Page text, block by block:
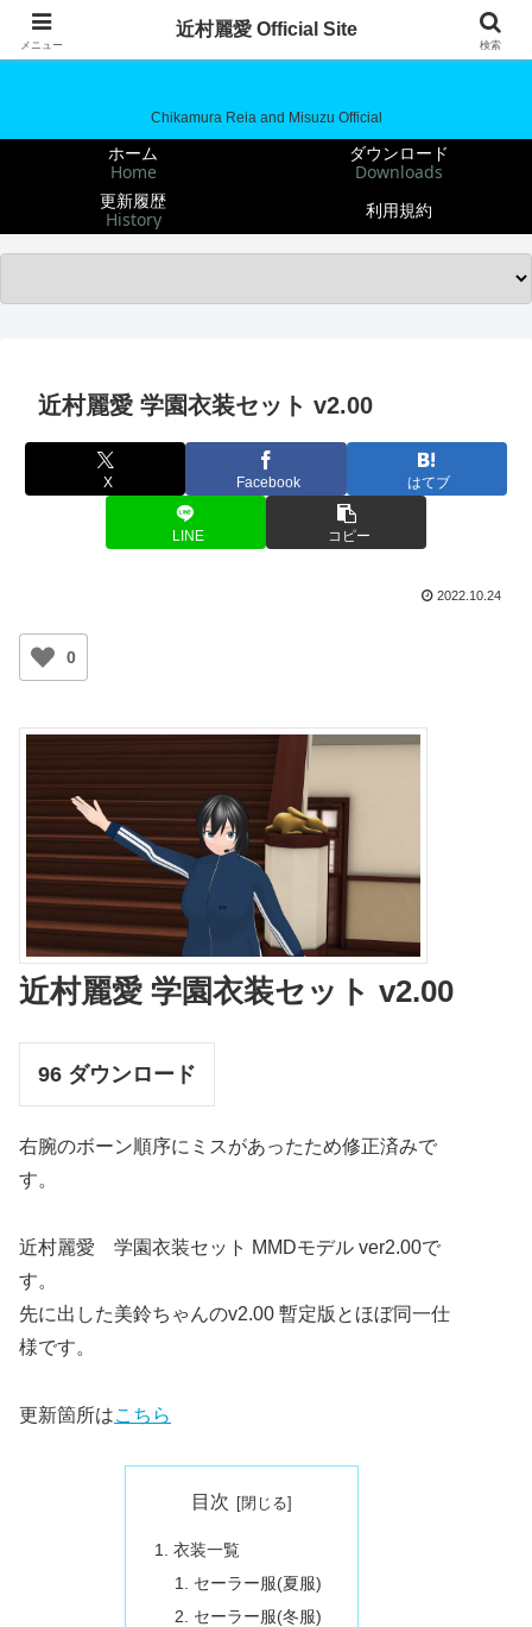
近村麗愛 Official Site
Chikamura Reia and Misuzu Official
ホーム
Home
ダウンロード
Downloads
更新履歴
History 利用規約
近村麗愛 学園衣装セット v2.00
X Facebook はてブ
LINE コピー
2022.10.24
0
近村麗愛 学園衣装セット v2.00
96 ダウンロード
右腕のボーン順序にミスがあったため修正済みで
す。
近村麗愛 学園衣装セット MMDモデル ver2.00で
す。
先に出した美鈴ちゃんのv2.00 暫定版とほぼ同一仕
様です。
更新箇所はこちら
目次
衣装一覧
セーラー服(夏服)
セーラー服(冬服)
メニュー
近村麗愛 Official Site
検索